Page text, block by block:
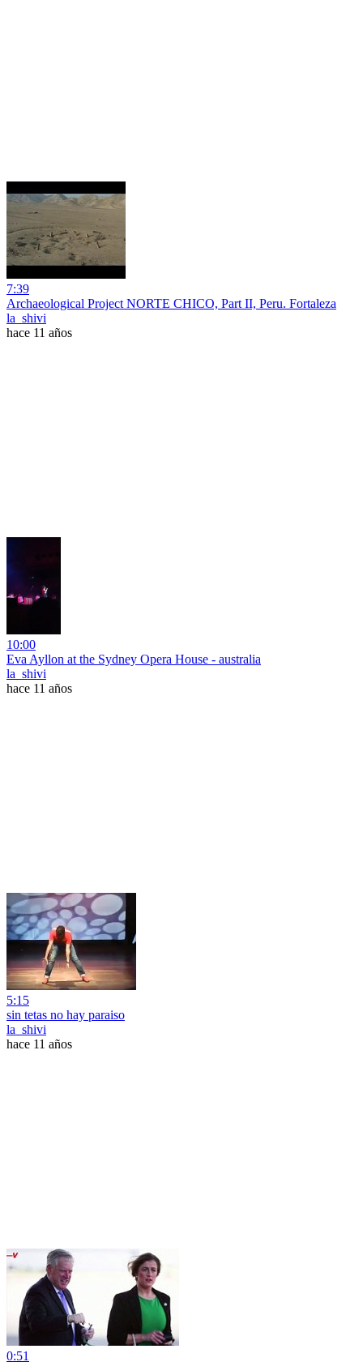
7:39
Archaeological Project NORTE CHICO, Part II, Peru. Fortaleza
la_shivi
hace 11 años
10:00
Eva Ayllon at the Sydney Opera House - australia
la_shivi
hace 11 años
5:15
sin tetas no hay paraiso
la_shivi
hace 11 años
0:51